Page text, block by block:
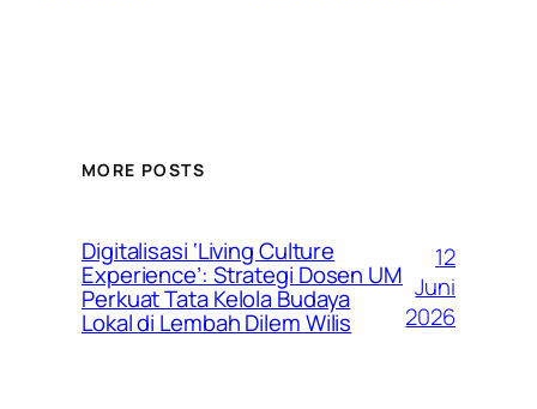
MORE POSTS
Digitalisasi ‘Living Culture
Experience’: Strategi Dosen UM
Perkuat Tata Kelola Budaya
Lokal di Lembah Dilem Wilis
12
Juni
2026